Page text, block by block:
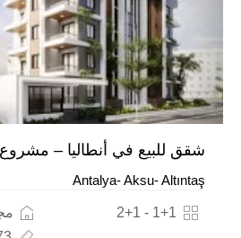
شقق للبيع في أنطاليا –
Antalya- Aksu- Altıntaş
1+1 - 2+1